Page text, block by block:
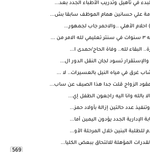
في تأهيل وتدريب الأطباء الجدد بعد...
علي حسانين همام الموظف سابقا بش...
احلام الأهلي ..والاحمر جاب لجمهور...
...
البقاء لله.. وفاة الحاج/حمدى ا...
تسود لجان النقل الدور ال...
غرق في مياه النيل بالعسيرات.. لا ...
الزواج قلت جدا هذا الصيف عن ساب...
بالله وانا اليه راجعون الطفل إي...
عدد حالتين إزالة بأولاد حمز...
الإدارية الجدد يؤدون اليمين أما...
للطلبة البنين خلال المرحلة الأو...
المؤهلة للالتحاق ببعض الكليا...
569